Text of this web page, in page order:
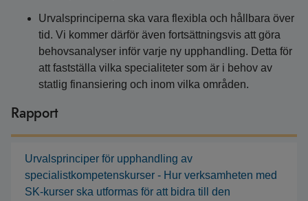
Urvalsprinciperna ska vara flexibla och hållbara över
tid. Vi kommer därför även fortsättningsvis att göra
behovsanalyser inför varje ny upphandling. Detta för
att fastställa vilka specialiteter som är i behov av
statlig finansiering och inom vilka områden.
Rapport
Urvalsprinciper för upphandling av
specialistkompetenskurser - Hur verksamheten med
SK-kurser ska utformas för att bidra till den